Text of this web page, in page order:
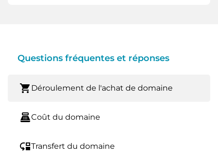
Questions fréquentes et réponses
shopping_cart Déroulement de l'achat de domaine
point_of_saleCoût du domaine
move_downTransfert du domaine